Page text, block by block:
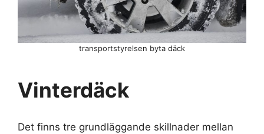
Vinterdäck
Det finns tre grundläggande skillnader mellan
transportstyrelsen byta däck